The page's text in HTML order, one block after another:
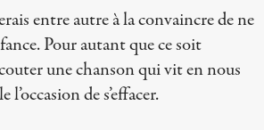
entre autre à la convaincre de ne
Pour autant que ce soit
une chanson qui vit en nous
de s’effacer.